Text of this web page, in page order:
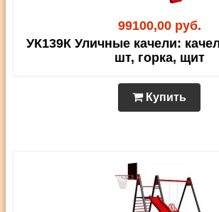
99100,00 руб.
УК139К Уличные качели:
шт, горка, щит
Купить